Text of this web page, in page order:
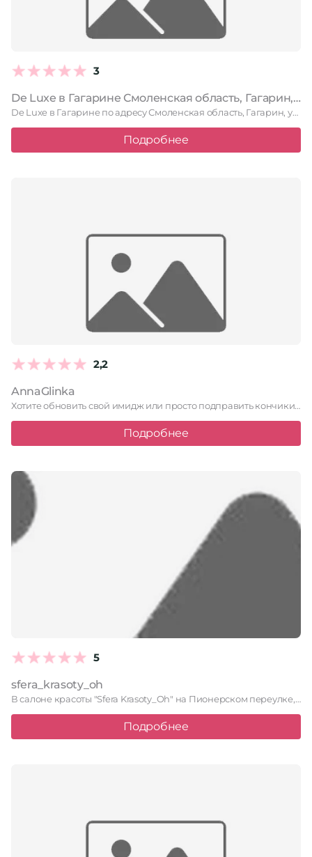
3
De Luxe в Гагарине Смоленская область, Гагарин, улица Петра Алексеева, 1
De Luxe в Гагарине по адресу Смоленская область, Гагарин, улица …
Подробнее
2,2
AnnaGlinka
Хотите обновить свой имидж или просто подправить кончики? Парикмахерская AnnaGlinka …
Подробнее
5
sfera_krasoty_oh
В салоне красоты "Sfera Krasoty_Oh" на Пионерском переулке, 12, каждый …
Подробнее